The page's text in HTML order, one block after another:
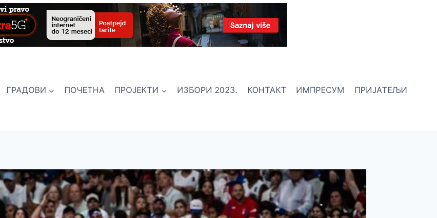
ГРАДОВИ ПОЧЕТНА ПРОЈЕКТИ ИЗБОРИ 2023. КОНТАКТ ИМПРЕСУМ ПРИЈАТЕЉИ